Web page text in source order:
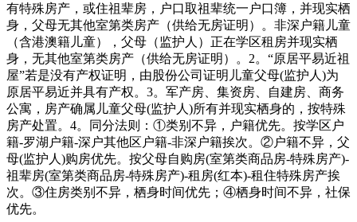
有特殊房产，或住祖辈房，户口取祖辈统一户口簿，并现实栖
身，父母无其他室第类房产（供给无房证明）。非深户籍儿童
（含港澳籍儿童），父母（监护人）正在学区租房并现实栖
身，无其他室第类房产（供给无房证明）。2。“原居平易近祖
屋”若是没有产权证明，由股份公司证明儿童父母(监护人)为
原居平易近并具有产权。3。军产房、集资房、自建房、商务
公寓，房产确属儿童父母(监护人)所有并现实栖身的，按特殊
房产处置。4。同分法则：①类别不异，户籍优先。按学区户
籍-罗湖户籍-深户其他区户籍-非深户籍挨次。②户籍不异，父
母(监护人)购房优先。按父母自购房(室第类商品房-特殊房产)-
祖辈房(室第类商品房-特殊房产)-租房(红本)-租住特殊房产挨
次。③住房类别不异，栖身时间优先；④栖身时间不异，社保
优先。